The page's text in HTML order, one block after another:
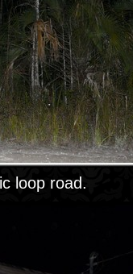
loop road.